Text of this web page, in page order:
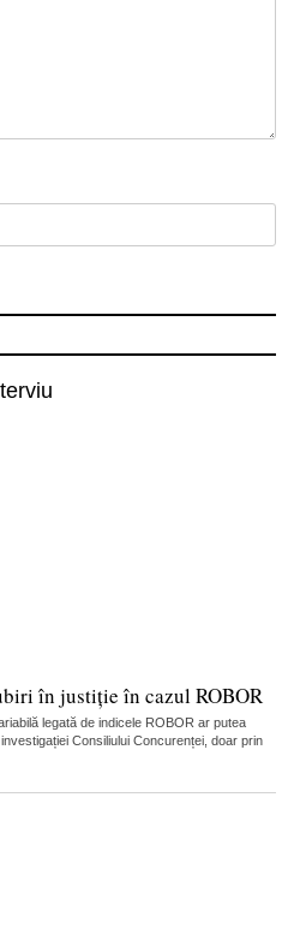
în justiție în cazul ROBOR
legată de indicele ROBOR ar putea
Consiliului Concurenței, doar prin